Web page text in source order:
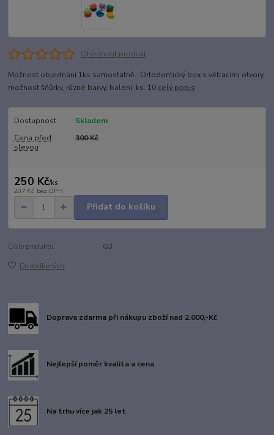
Ohodnotit produkt
Možnost objednání 1ks samostatně. Ortodontický box s větracími otvory,
možnost šňůrky, různé barvy, balení. ks. 10 celý popis
Dostupnost
Skladem
Cena před
slevou
300 Kč
250 Kč/ks
207 Kč bez DPH
Přidat do košíku
Číslo produktu: G3
Do oblíbených
Doprava zdarma při nákupu zboží nad 2.000,-Kč
Nejlepší poměr kvalita a cena
Na trhu více jak 25 let